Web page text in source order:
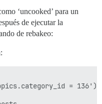
‘uncooked’ para un
de ejecutar la
de rebakeo:
=